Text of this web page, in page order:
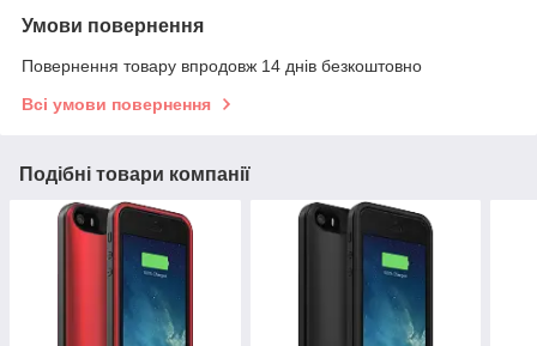
Умови повернення
Повернення товару впродовж 14 днів безкоштовно
Всі умови повернення
Подібні товари компанії